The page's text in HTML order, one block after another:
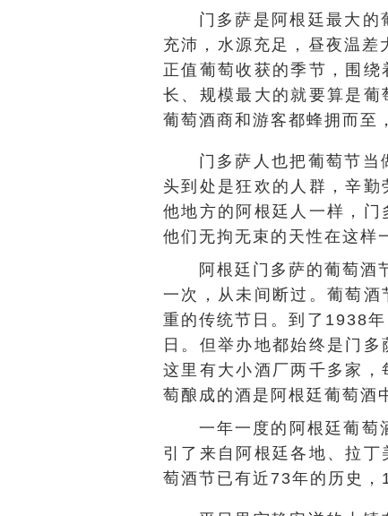
门多萨是阿根廷最大
充沛，水源充足，昼夜温差
正值葡萄收获的季节，围
长、规模最大的就要算是
葡萄酒商和游客都蜂拥而至
门多萨人也把葡萄节
头到处是狂欢的人群，辛
他地方的阿根廷人一样，门
他们无拘无束的天性在这样
阿根廷门多萨的葡萄
一次，从未间断过。葡萄
重的传统节日。到了1938
日。但举办地都始终是门
这里有大小酒厂两千多家
萄酿成的酒是阿根廷葡萄酒
一年一度的阿根廷葡萄
引了来自阿根廷各地、拉
萄酒节已有近73年的历史，